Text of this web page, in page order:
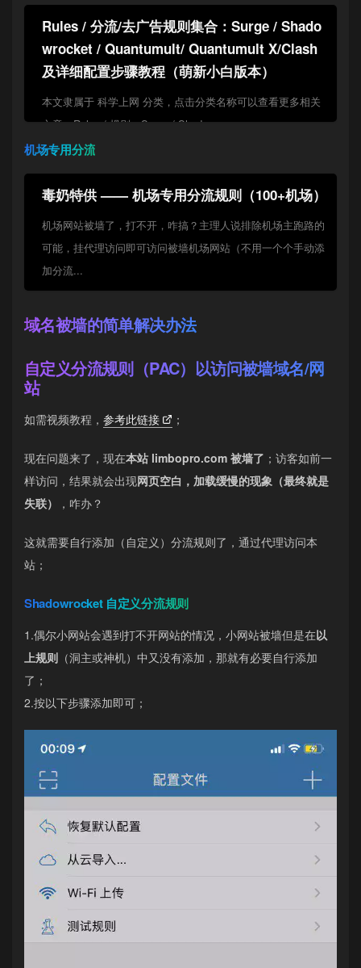
Rules / 分流/去广告规则集合：Surge / Shado
wrocket / Quantumult/ Quantumult X/Clash
及详细配置步骤教程（萌新小白版本）
本文隶属于 科学上网 分类，点击分类名称可以查看更多相关
文章；Rules / 规则：Surge / Shadowr...
机场专用分流
毒奶特供 —— 机场专用分流规则（100+机场）
机场网站被墙了，打不开，咋搞？主理人说排除机场主跑路的
可能，挂代理访问即可访问被墙机场网站（不用一个个手动添
加分流...
域名被墙的简单解决办法
自定义分流规则（PAC）以访问被墙域名/网
站
如需视频教程， 参考此链接 ；
现在问题来了，现在本站 limbopro.com 被墙了 ；访客如前一
样访问，结果就会出现网页空白，加载缓慢的现象（最终就是
失联）
，咋办？
这就需要自行添加（自定义）分流规则了，通过代理访问本
站；
Shadowrocket 自定义分流规则
1.偶尔小网站会遇到打不开网站的情况，小网站被墙但是在以
上规则 （洞主或神机）中又没有添加，那就有必要自行添加
了；
2.按以下步骤添加即可；